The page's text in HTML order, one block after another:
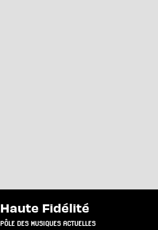
Haute Fidélité
PÔLE DES MUSIQUES ACTUELLES